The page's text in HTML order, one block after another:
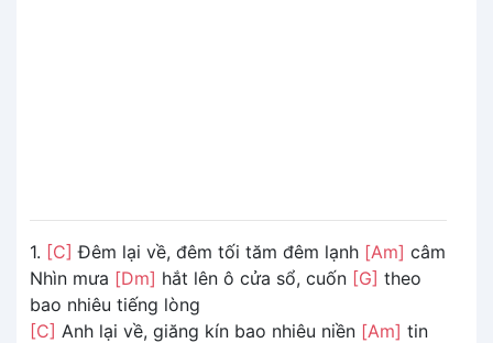
1. [C] Đêm lại về, đêm tối tăm đêm lạnh [Am] câm
Nhìn mưa [Dm] hắt lên ô cửa sổ, cuốn [G] theo
bao nhiêu tiếng lòng
[C] Anh lại về, giăng kín bao nhiêu niền [Am] tin